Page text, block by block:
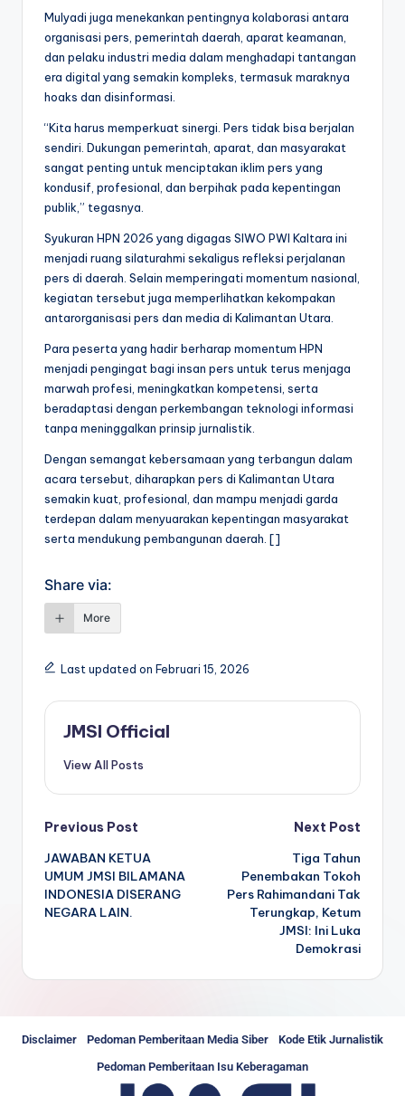
Mulyadi juga menekankan pentingnya kolaborasi antara
organisasi pers, pemerintah daerah, aparat keamanan,
dan pelaku industri media dalam menghadapi tantangan
era digital yang semakin kompleks, termasuk maraknya
hoaks dan disinformasi.
“Kita harus memperkuat sinergi. Pers tidak bisa berjalan
sendiri. Dukungan pemerintah, aparat, dan masyarakat
sangat penting untuk menciptakan iklim pers yang
kondusif, profesional, dan berpihak pada kepentingan
publik,” tegasnya.
Syukuran HPN 2026 yang digagas SIWO PWI Kaltara ini
menjadi ruang silaturahmi sekaligus refleksi perjalanan
pers di daerah. Selain memperingati momentum nasional,
kegiatan tersebut juga memperlihatkan kekompakan
antarorganisasi pers dan media di Kalimantan Utara.
Para peserta yang hadir berharap momentum HPN
menjadi pengingat bagi insan pers untuk terus menjaga
marwah profesi, meningkatkan kompetensi, serta
beradaptasi dengan perkembangan teknologi informasi
tanpa meninggalkan prinsip jurnalistik.
Dengan semangat kebersamaan yang terbangun dalam
acara tersebut, diharapkan pers di Kalimantan Utara
semakin kuat, profesional, dan mampu menjadi garda
terdepan dalam menyuarakan kepentingan masyarakat
serta mendukung pembangunan daerah. []
Share via:
More
Last updated on Februari 15, 2026
JMSI Official
View All Posts
Previous Post
JAWABAN KETUA
UMUM JMSI BILAMANA
INDONESIA DISERANG
NEGARA LAIN.
Next Post
Tiga Tahun
Penembakan Tokoh
Pers Rahimandani Tak
Terungkap, Ketum
JMSI: Ini Luka
Demokrasi
Disclaimer Pedoman Pemberitaan Media Siber
Kode Etik Jurnalistik
Pedoman Pemberitaan Isu Keberagaman